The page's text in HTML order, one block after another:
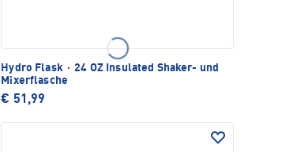
Hydro Flask · 24 OZ Insulated Shaker- und
Mixerflasche
€ 51,99